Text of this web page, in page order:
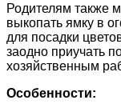
Родителям также
выкопать ямку в
для посадки
заодно приучать
хозяйственным
Особенности: